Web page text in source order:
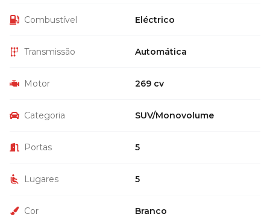
Combustível Eléctrico
Transmissão Automática
Motor 269 cv
Categoria SUV/Monovolume
Portas 5
Lugares 5
Cor Branco